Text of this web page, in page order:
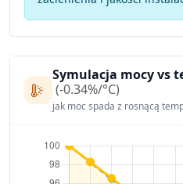
Symulacja mocy vs
(-0.34%/°C)
jak moc spada z rosnącą